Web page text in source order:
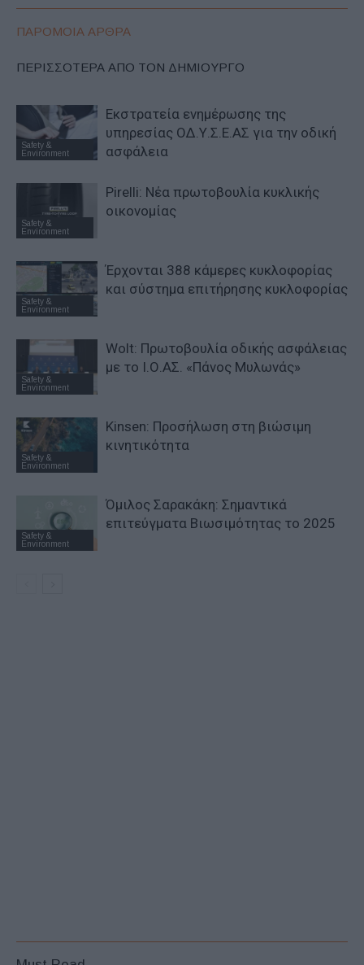
ΠΑΡΟΜΟΙΑ ΑΡΘΡΑ
ΠΕΡΙΣΣΟΤΕΡΑ ΑΠΟ ΤΟΝ ΔΗΜΙΟΥΡΓΟ
Safety &
Environment
Εκστρατεία ενημέρωσης της
υπηρεσίας ΟΔ.Υ.Σ.Ε.ΑΣ για την οδική
ασφάλεια
Safety &
Environment
Pirelli: Νέα πρωτοβουλία κυκλικής
οικονομίας
Safety &
Environment
Έρχονται 388 κάμερες κυκλοφορίας
και σύστημα επιτήρησης κυκλοφορίας
Safety &
Environment
Wolt: Πρωτοβουλία οδικής ασφάλειας
με το Ι.Ο.ΑΣ. «Πάνος Μυλωνάς»
Safety &
Environment
Kinsen: Προσήλωση στη βιώσιμη
κινητικότητα
Safety &
Environment
Όμιλος Σαρακάκη: Σημαντικά
επιτεύγματα Βιωσιμότητας το 2025